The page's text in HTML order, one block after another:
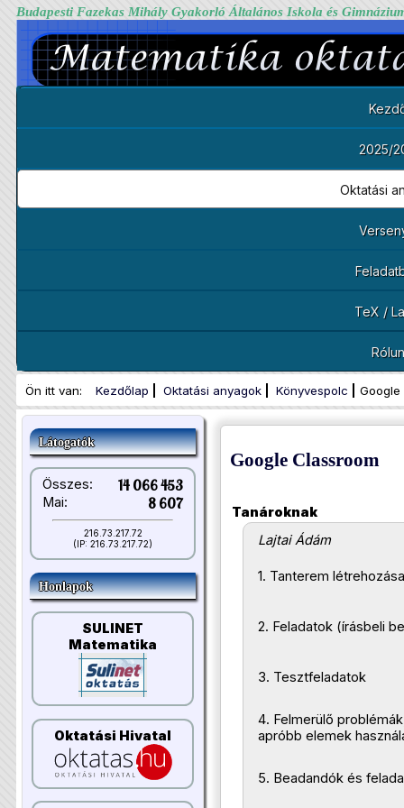
Budapesti Fazekas Mihály Gyakorló Általános Iskola és
2025/
Oktatási
TeX /
Ön itt van: Kezdőlap Oktatási anyagok Könyvespolc Google
Látogatók
Összes: 14 066 453
Mai: 8 607
216.73.217.72
(IP: 216.73.217.72)
Honlapok
SULINET
Matematika
Oktatási Hivatal
Google Classroom
Tanároknak
Lajtai Ádám
1. Tanterem létrehozása
2. Feladatok (írásbeli
3. Tesztfeladatok
4. Felmerülő
apróbb elemek
5. Beadandók és